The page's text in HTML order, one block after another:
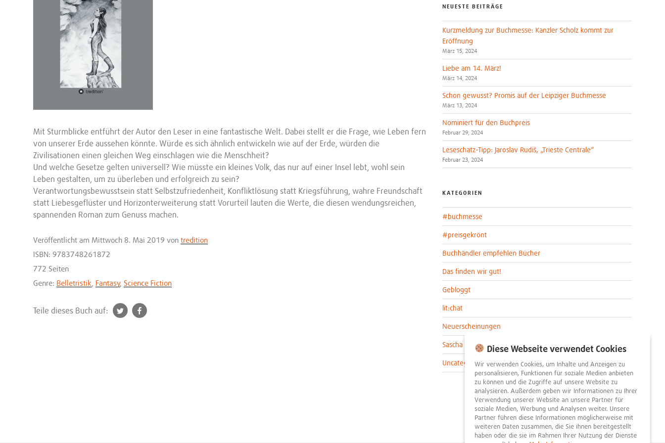
Mit Sturmblicke entführt der Autor den Leser in eine fantastische Welt. Dabei stellt er die Frage, wie Leben fern
von unserer Erde aussehen könnte. Würde es sich ähnlich entwickeln wie auf der Erde, würden die
Zivilisationen einen gleichen Weg einschlagen wie die Menschheit?
Und welche Gesetze gelten universell? Wie müsste ein kleines Volk, das nur auf einer Insel lebt, wohl sein
Leben gestalten, um zu überleben und erfolgreich zu sein?
Verantwortungsbewusstsein statt Selbstzufriedenheit, Konfliktlösung statt Kriegsführung, wahre Freundschaft
statt Liebesgeflüster und Horizonterweiterung statt Vorurteil lauten die Werte, die diesen wendungsreichen,
spannenden Roman zum Genuss machen.
Veröffentlicht am Mittwoch 8. Mai 2019 vontredition
ISBN: 9783748261872
772 Seiten
Genre: Belletristik Fantasy, Science Fiction
Teile dieses Buch auf:
t
f
NEUESTE BEITRÄGE
Kurzmeldung zur Buchmesse: Kanzler Scholz kommt zur
Eröffnung
März 15, 2024
Liebe am 14. März!
März 14, 2024
Schon gewusst? Promis auf der Leipziger Buchmesse
März 13, 2024
Nominiert für den Buchpreis
Februar 29, 2024
Leseschatz-Tipp: Jaroslav Rudiš, „Trieste Centrale“
Februar 23, 2024
KATEGORIEN
#buchmesse
#preisgekrönt
Buchhändler empfehlen Bücher
Das finden wir gut!
Gebloggt
lit:chat
Neuerscheinungen
Sascha im lit:blog
Uncategorized
Diese Webseite verwendet Cookies
Wir verwenden Cookies, um Inhalte und Anzeigen zu
personalisieren, Funktionen für soziale Medien anbieten
zu können und die Zugriffe auf unsere Website zu
analysieren. Außerdem geben wir Informationen zu Ihrer
Verwendung unserer Website an unsere Partner für
soziale Medien, Werbung und Analysen weiter. Unsere
Partner führen diese Informationen möglicherweise mit
weiteren Daten zusammen, die Sie ihnen bereitgestellt
haben oder die sie im Rahmen Ihrer Nutzung der Dienste